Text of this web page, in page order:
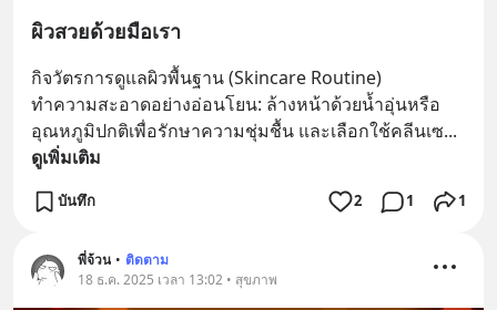
ผิวสวยด้วยมือเรา
กิจวัตรการดูแลผิวพื้นฐาน (Skincare Routine)
ทำความสะอาดอย่างอ่อนโยน: ล้างหน้าด้วยน้ำอุ่นหรือ
อุณหภูมิปกติเพื่อรักษาความชุ่มชื้น และเลือกใช้คลีนเซ...
ดูเพิ่มเติม
บันทึก 2 1 1
พี่จ้วน • ติดตาม
18 ธ.ค. 2025 เวลา 13:02 • สุขภาพ